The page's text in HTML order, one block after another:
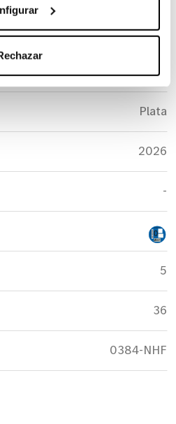
Berlina
e con tecnología híbrida EQ
Plata
2026
-
5
36
0384-NHF